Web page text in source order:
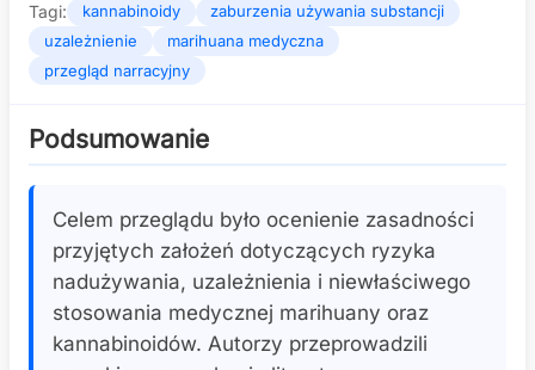
Tagi: kannabinoidy
zaburzenia używania substancji
uzależnienie
marihuana medyczna
przegląd narracyjny
Podsumowanie
Celem przeglądu było ocenienie zasadności
przyjętych założeń dotyczących ryzyka
nadużywania, uzależnienia i niewłaściwego
stosowania medycznej marihuany oraz
kannabinoidów. Autorzy przeprowadzili